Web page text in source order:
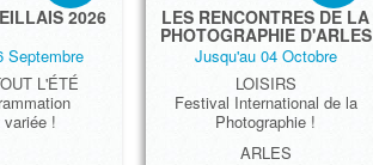
2026
Septembre
L'ÉTÉ
!
LES RENCONTRES DE LA
PHOTOGRAPHIE D'ARLES
Jusqu'au 04 Octobre
LOISIRS
Festival International de la
Photographie !
ARLES